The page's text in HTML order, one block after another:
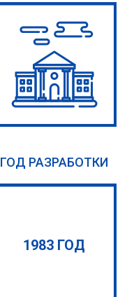
ГОД РАЗРАБОТКИ
1983 ГОД